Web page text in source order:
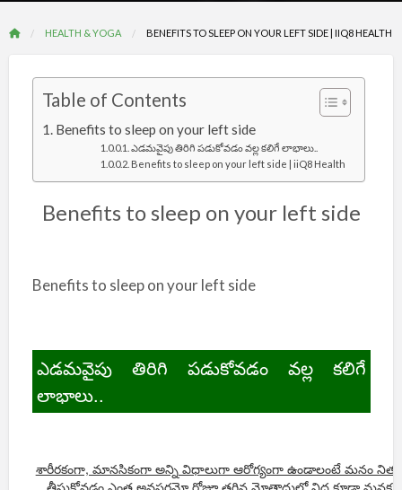
HEALTH & YOGA BENEFITS TO SLEEP ON YOUR LEFT SIDE | IIQ8 HEALTH
Table of Contents
Benefits to sleep on your left side
ఎడమవైపు తిరిగి పడుకోవడం వల్ల కలిగే లాభాలు..
Benefits to sleep on your left side | iiQ8 Health
Benefits to sleep on your left side
Benefits to sleep on your left side
ఎడమవైపు తిరిగి పడుకోవడం వల్ల కలిగే
లాభాలు..
శారీరకంగా, మానసికంగా అన్ని విధాలుగా ఆరోగ్యంగా ఉండాలంటే మనం
తీసుకోవడం ఎంత అవసరమో రోజూ తగిన మోతాదులో నిద్ర కూడా మనకు